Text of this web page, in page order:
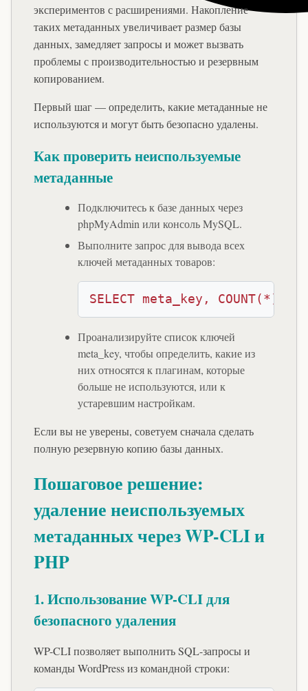
экспериментов с расширениями. Накопление
таких метаданных увеличивает размер базы
данных, замедляет запросы и может вызвать
проблемы с производительностью и резервным
копированием.
Первый шаг — определить, какие метаданные не
используются и могут быть безопасно удалены.
Как проверить неиспользуемые
метаданные
Подключитесь к базе данных через
phpMyAdmin или консоль MySQL.
Выполните запрос для вывода всех
ключей метаданных товаров:
SELECT meta_key, COUNT(*)
Проанализируйте список ключей
meta_key, чтобы определить, какие из
них относятся к плагинам, которые
больше не используются, или к
устаревшим настройкам.
Если вы не уверены, советуем сначала сделать
полную резервную копию базы данных.
Пошаговое решение:
удаление неиспользуемых
метаданных через WP-CLI и
PHP
1. Использование WP-CLI для
безопасного удаления
WP-CLI позволяет выполнить SQL-запросы и
команды WordPress из командной строки: